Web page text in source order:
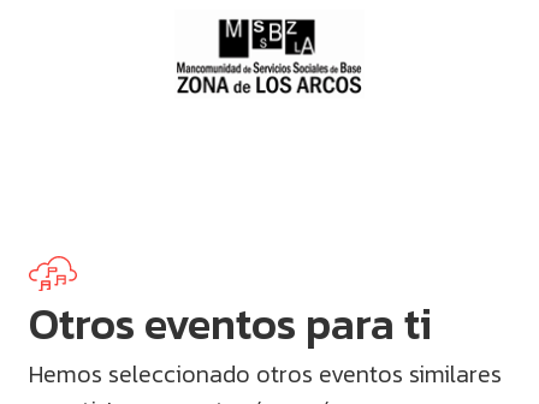
Otros eventos para ti
Hemos seleccionado otros eventos similares